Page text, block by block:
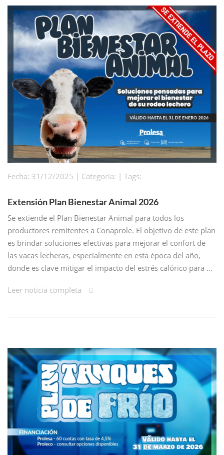
Fecha: 31/12/2025 | Categoría: | Tags:
Extensión Plan Bienestar Animal 2026
Se extiende el Plan Bienestar Animal para todos los
productores remitentes a Conaprole. El objetivo de este plan
es brindar soluciones efectivas para mejorar el confort de
las vacas lecheras, especialmente en esta época del año,
donde es clave mitigar el impacto del estrés calórico para …
Leer noticia completa